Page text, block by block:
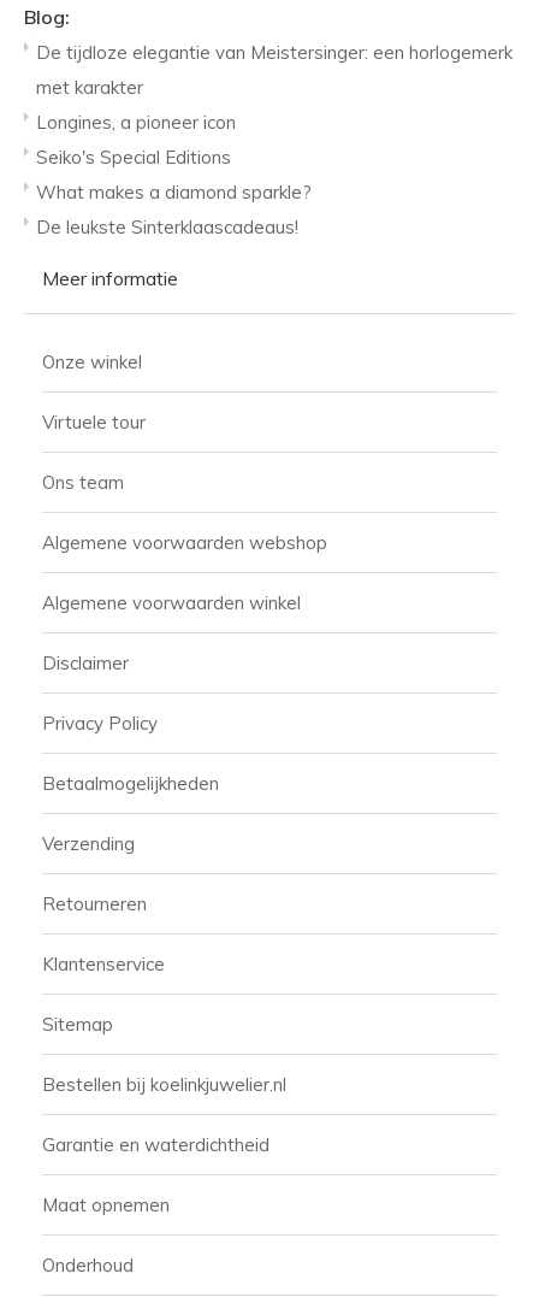
Blog:
De tijdloze elegantie van Meistersinger: een horlogemerk
met karakter
Longines, a pioneer icon
Seiko's Special Editions
What makes a diamond sparkle?
De leukste Sinterklaascadeaus!
Meer informatie
Onze winkel
Virtuele tour
Ons team
Algemene voorwaarden webshop
Algemene voorwaarden winkel
Disclaimer
Privacy Policy
Betaalmogelijkheden
Verzending
Retourneren
Klantenservice
Sitemap
Bestellen bij koelinkjuwelier.nl
Garantie en waterdichtheid
Maat opnemen
Onderhoud